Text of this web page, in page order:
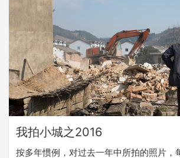
我拍小城之2016
按多年惯例，对过去一年中所拍的照片，